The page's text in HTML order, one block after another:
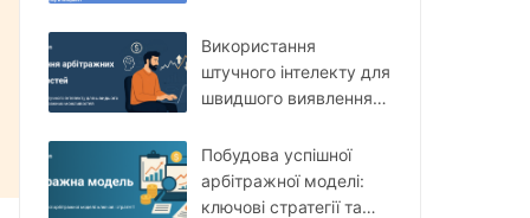
прибутку
Використання
штучного інтелекту для
швидшого виявлення
можливостей
Побудова успішної
арбітражної моделі:
ключові стратегії та